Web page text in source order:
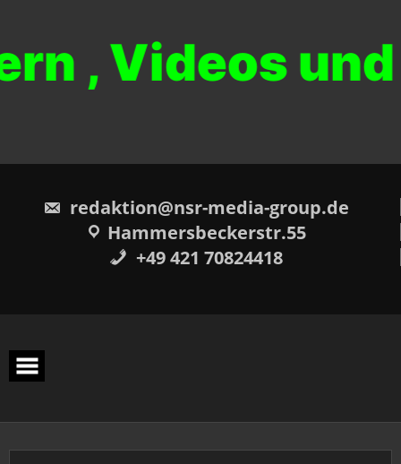
, Videos
redaktion@nsr-media-group.de
Hammersbeckerstr.55
+49 421 70824418